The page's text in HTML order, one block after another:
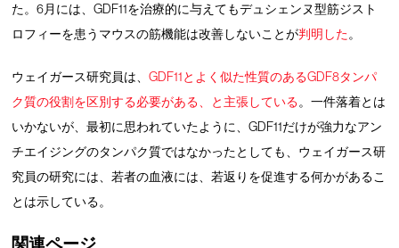
た。6月には、GDF11を治療的に与えてもデュシェンヌ型筋ジスト
ロフィーを患うマウスの筋機能は改善しないことが判明した。
ウェイガース研究員は、GDF11とよく似た性質のあるGDF8タンパ
ク質の役割を区別する必要がある、と主張している。一件落着とは
いかないが、最初に思われていたように、GDF11だけが強力なアン
チエイジングのタンパク質ではなかったとしても、ウェイガース研
究員の研究には、若者の血液には、若返りを促進する何かがあるこ
とは示している。